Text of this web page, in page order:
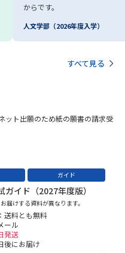
学問検索
夢ナビライブ
ート
大学進学IDについて
からです。
人文学部（2026年度入学）
すべて見る
ット出願のため紙の願書の請求受
ガイド
ガイド（2027年度版）
届けする資料が異なります。
送料とも無料
ール
発送
後にお届け